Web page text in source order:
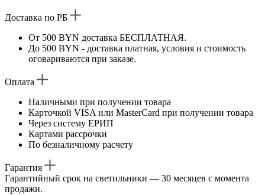
Доставка по РБ
От 500 BYN доставка БЕСПЛАТНАЯ.
До 500 BYN - доставка платная, условия и стоимость
оговариваются при заказе.
Оплата
Наличными при получении товара
Карточкой VISA или MasterCard при получении товара
Через систему ЕРИП
Картами рассрочки
По безналичному расчету
Гарантия
Гарантийный срок на светильники — 30 месяцев с момента
продажи.